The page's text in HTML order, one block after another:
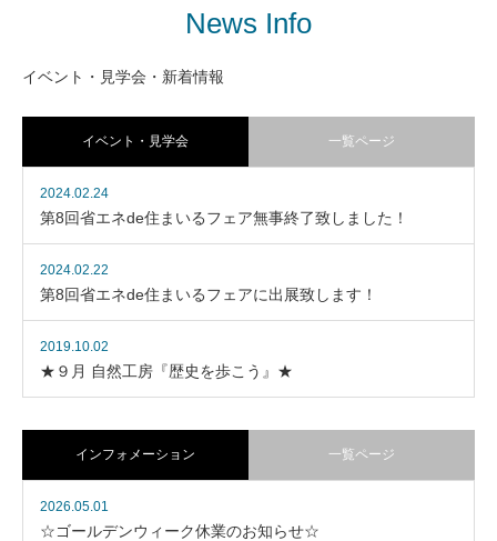
子育て快適ママ楽
テクノストラクチャー住宅シ
リーズ「FORCASA」
テクノストラクチャー住宅シ
リーズ「つむぎえ」
News Info
イベント・見学会・新着情報
イベント・見学会 一覧ページ
2024.02.24
第8回省エネde住まいるフェア無事終了致しました！
2024.02.22
第8回省エネde住まいるフェアに出展致します！
2019.10.02
★９月 自然工房『歴史を歩こう』★
インフォメーション 一覧ページ
2026.05.01
☆ゴールデンウィーク休業のお知らせ☆